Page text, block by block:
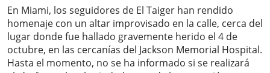
En Miami, los seguidores de El Taiger han rendido
homenaje con un altar improvisado en la calle, cerca del
lugar donde fue hallado gravemente herido el 4 de
octubre, en las cercanías del Jackson Memorial Hospital.
Hasta el momento, no se ha informado si se realizará